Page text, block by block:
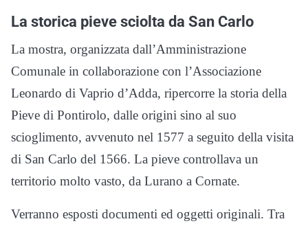
La storica pieve sciolta da San Carlo
La mostra, organizzata dall’Amministrazione
Comunale in collaborazione con l’Associazione
Leonardo di Vaprio d’Adda, ripercorre la storia della
Pieve di Pontirolo, dalle origini sino al suo
scioglimento, avvenuto nel 1577 a seguito della visita
di San Carlo del 1566. La pieve controllava un
territorio molto vasto, da Lurano a Cornate.
Verranno esposti documenti ed oggetti originali. Tra